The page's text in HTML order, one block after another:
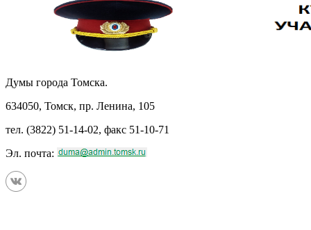
Думы города Томска.
634050, Томск, пр. Ленина, 105
тел. (3822) 51-14-02, факс 51-10-71
Эл. почта: